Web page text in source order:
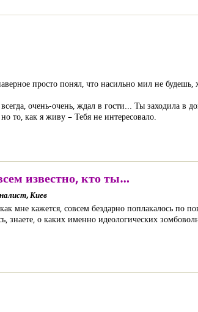
просто понял, что насильно мил не будешь,
очень-очень, ждал в гости... Ты заходила в
то, как я живу – Тебя не интересовало.
известно, кто ты…
Киев
мне кажется, совсем бездарно поплакалось по
знаете, о каких именно идеологических